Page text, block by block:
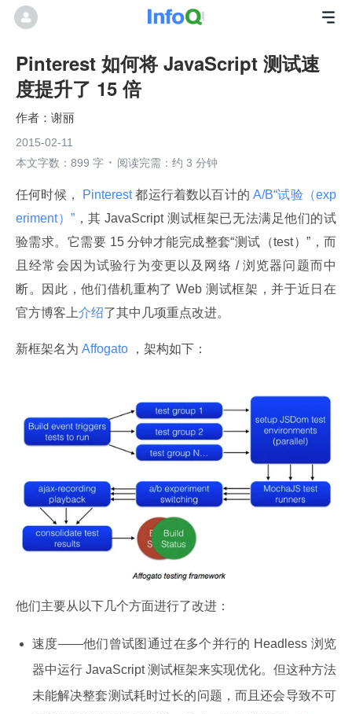
Pinterest 如何将 JavaScript 测试速
度提升了 15 倍
谢丽
2015-02-11
本文字数：899 字
阅读完需：约 3 分钟
任何时候， Pinterest 都运行着数以百计的 A/B“试验（exp
eriment）” ，其 JavaScript 测试框架已无法满足他们的试
验需求。它需要 15 分钟才能完成整套“测试（test）”，而
且经常会因为试验行为变更以及网络 / 浏览器问题而中
断。因此，他们借机重构了 Web 测试框架，并于近日在
官方博客上介绍了其中几项重点改进。
新框架名为 Affogato ，架构如下：
他们主要从以下几个方面进行了改进：
速度——他们曾试图通过在多个并行的 Headless 浏览
器中运行 JavaScript 测试框架来实现优化。但这种方法
未能解决整套测试耗时过长的问题，而且还会导致不可